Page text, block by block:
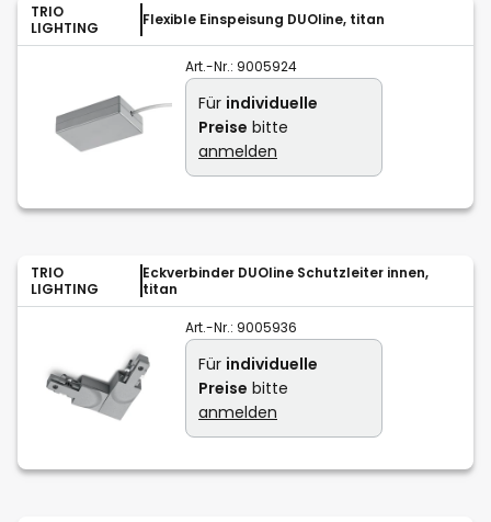
TRIO
LIGHTING
Flexible Einspeisung DUOline, titan
Art.-Nr.: 9005924
Für individuelle
Preise bitte
anmelden
TRIO
LIGHTING
Eckverbinder DUOline Schutzleiter innen,
titan
Art.-Nr.: 9005936
Für individuelle
Preise bitte
anmelden